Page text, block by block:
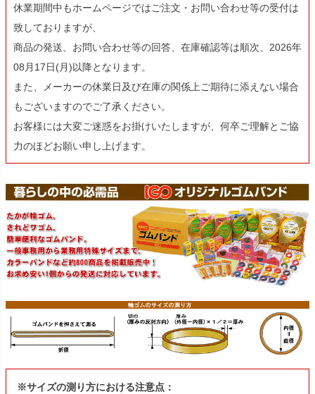
休業期間中もホームページではご注文・お問い合わせ等の受付は
致しておりますが、
商品の発送、お問い合わせ等の回答、在庫確認等は順次、2026年
08月17日(月)以降となります。
また、メーカーの休業日及び在庫の関係上ご期待に添えない場合
もございますのでご了承ください。
お客様には大変ご迷惑をお掛けいたしますが、何卒ご理解とご協
力のほどお願い申し上げます。
※サイズの測り方における注意点：